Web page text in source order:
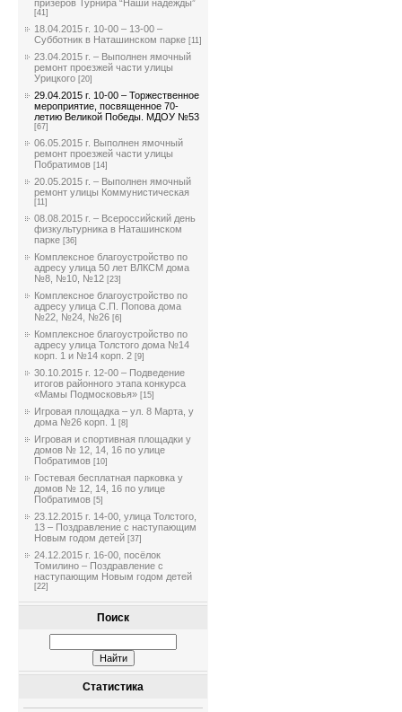
призёров Турнира “Наши надежды”
[41]
18.04.2015 г. 10-00 – 13-00 –
Субботник в Наташинском парке [11]
23.04.2015 г. – Выполнен ямочный
ремонт проезжей части улицы
Урицкого [20]
29.04.2015 г. 10-00 – Торжественное
мероприятие, посвященное 70-
летию Великой Победы. МДОУ №53
[67]
06.05.2015 г. Выполнен ямочный
ремонт проезжей части улицы
Побратимов [14]
20.05.2015 г. – Выполнен ямочный
ремонт улицы Коммунистическая
[11]
08.08.2015 г. – Всероссийский день
физкультурника в Наташинском
парке [36]
Комплексное благоустройство по
адресу улица 50 лет ВЛКСМ дома
№8, №10, №12 [23]
Комплексное благоустройство по
адресу улица С.П. Попова дома
№22, №24, №26 [6]
Комплексное благоустройство по
адресу улица Толстого дома №14
корп. 1 и №14 корп. 2 [9]
30.10.2015 г. 12-00 – Подведение
итогов районного этапа конкурса
«Мамы Подмосковья» [15]
Игровая площадка – ул. 8 Марта, у
дома №26 корп. 1 [8]
Игровая и спортивная площадки у
домов № 12, 14, 16 по улице
Побратимов [10]
Гостевая бесплатная парковка у
домов № 12, 14, 16 по улице
Побратимов [5]
23.12.2015 г. 14-00, улица Толстого,
13 – Поздравление с наступающим
Новым годом детей [37]
24.12.2015 г. 16-00, посёлок
Томилино – Поздравление с
наступающим Новым годом детей
[22]
Поиск
Статистика